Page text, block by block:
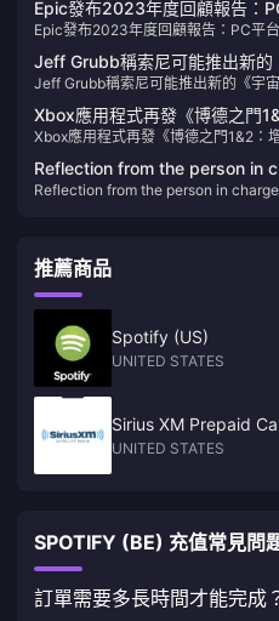
Epic發布2023年度回顧報告：
Epic發布2023年度回顧報告：PC平
Jeff Grubb稱索尼可能推出新的
Jeff Grubb稱索尼可能推出新的《宇
Xbox應用程式再發《博德之門
Xbox應用程式再發《博德之門1&2：
Reflection from the person in
More emphasis should be
Reflection from the person in
推薦商品
Spotify (US)
UNITED STATES
Sirius XM Prepaid
UNITED STATES
SPOTIFY (BE) 充值常見問
訂單需要多長時間才能完成